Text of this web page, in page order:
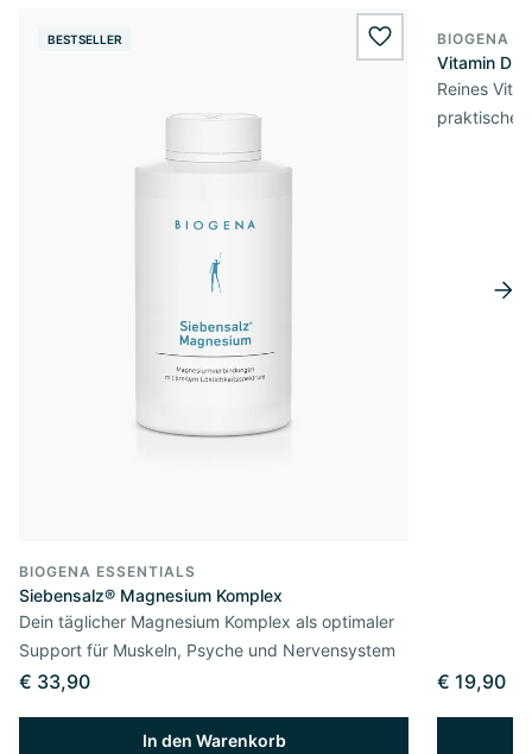
BESTSELLER wishlist.add
BIOGENA ESSENTIALS
Siebensalz® Magnesium Komplex
Dein täglicher Magnesium Komplex als optimaler
Support für Muskeln, Psyche und Nervensystem
€ 33,90
In den Warenkorb
BIOGENA
Vitamin D3
Reines
praktischer
€ 19,90